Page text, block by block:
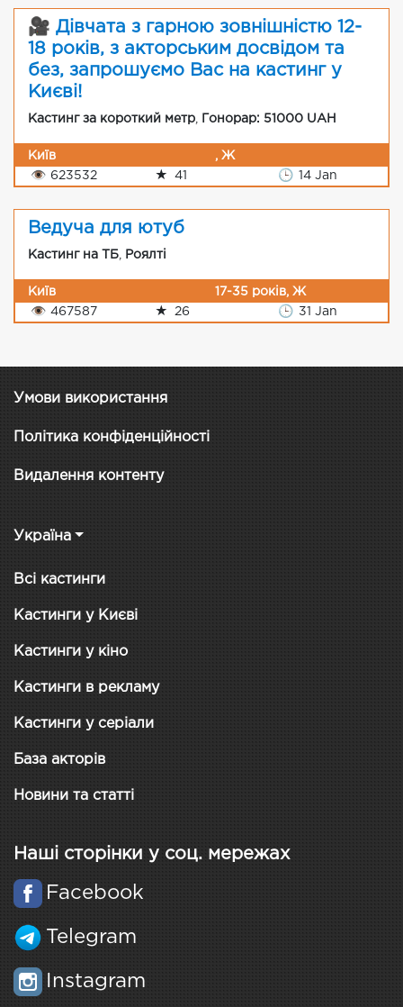
🎥 Дівчата з гарною зовнішністю 12-
18 років, з акторським досвідом та
без, запрошуємо Вас на кастинг у
Києві!
Кастинг за короткий метр Гонорар: 51000 UAH
Київ
, Ж
👁 623532 ★ 41 🕒 14 Jan
Ведуча для ютуб
Кастинг на ТБ Роялті
Київ
17-35 років, Ж
👁 467587 ★ 26 🕒 31 Jan
Умови використання
Політика конфіденційності
Видалення контенту
Україна
Всі кастинги
Кастинги у Києві
Кастинги у кіно
Кастинги в рекламу
Кастинги у серіали
База акторів
Новини та статті
Наші сторінки у соц. мережах
Facebook
Telegram
Instagram